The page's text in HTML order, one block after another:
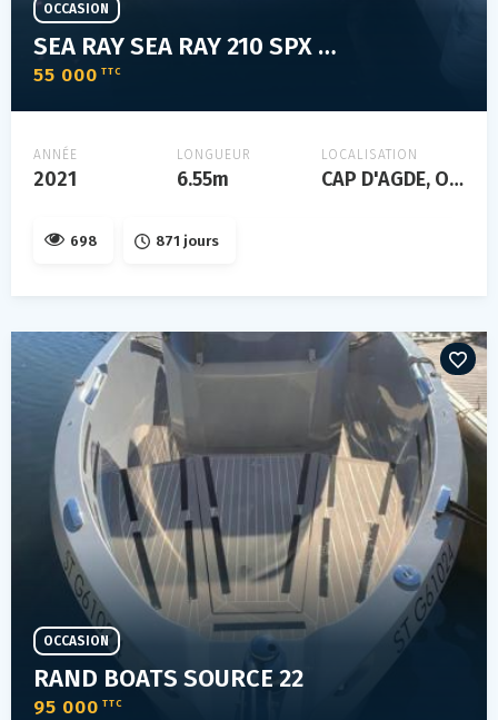
SEA RAY SEA RAY 210 SPX OB
55 000 TTC
OCCASION
ANNÉE
2021
LONGUEUR
6.55m
LOCALISATION
CAP D'AGDE, Occitanie, FRANCE
698 871 jours
RAND BOATS SOURCE 22
95 000 TTC
OCCASION